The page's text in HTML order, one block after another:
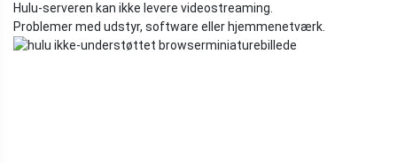
Hulu-serveren kan ikke levere videostreaming.
Problemer med udstyr, software eller hjemmenetværk.